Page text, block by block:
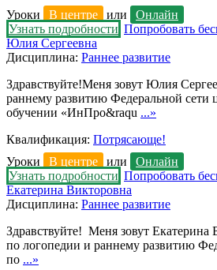
Уроки
В центре или
Онлайн
Узнать подробности Попробовать
Юлия Сергеевна
Дисциплина: Раннее развитие
Здравствуйте!Меня зовут Юлия
раннему развитию Федеральной сети
обучении «ИнПро&raqu ...»
Квалификация: Потрясающе!
Уроки
В центре или
Онлайн
Узнать подробности Попробовать
Екатерина Викторовна
Дисциплина: Раннее развитие
Здравствуйте! Меня зовут
по логопедии и раннему развитию
по ...»